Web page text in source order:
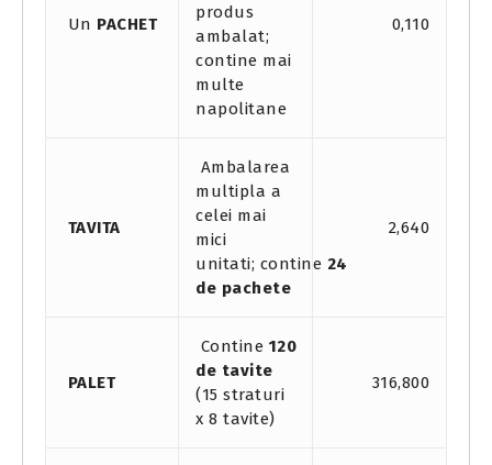
Un PACHET
produs
ambalat;
contine mai
multe
napolitane
0,110
TAVITA
Ambalarea
multipla a
celei mai
mici
unitati; contine 24
de pachete
2,640
PALET
Contine 120
de tavite
(15 straturi
x 8 tavite)
316,800